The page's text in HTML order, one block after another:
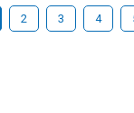
2 3 4